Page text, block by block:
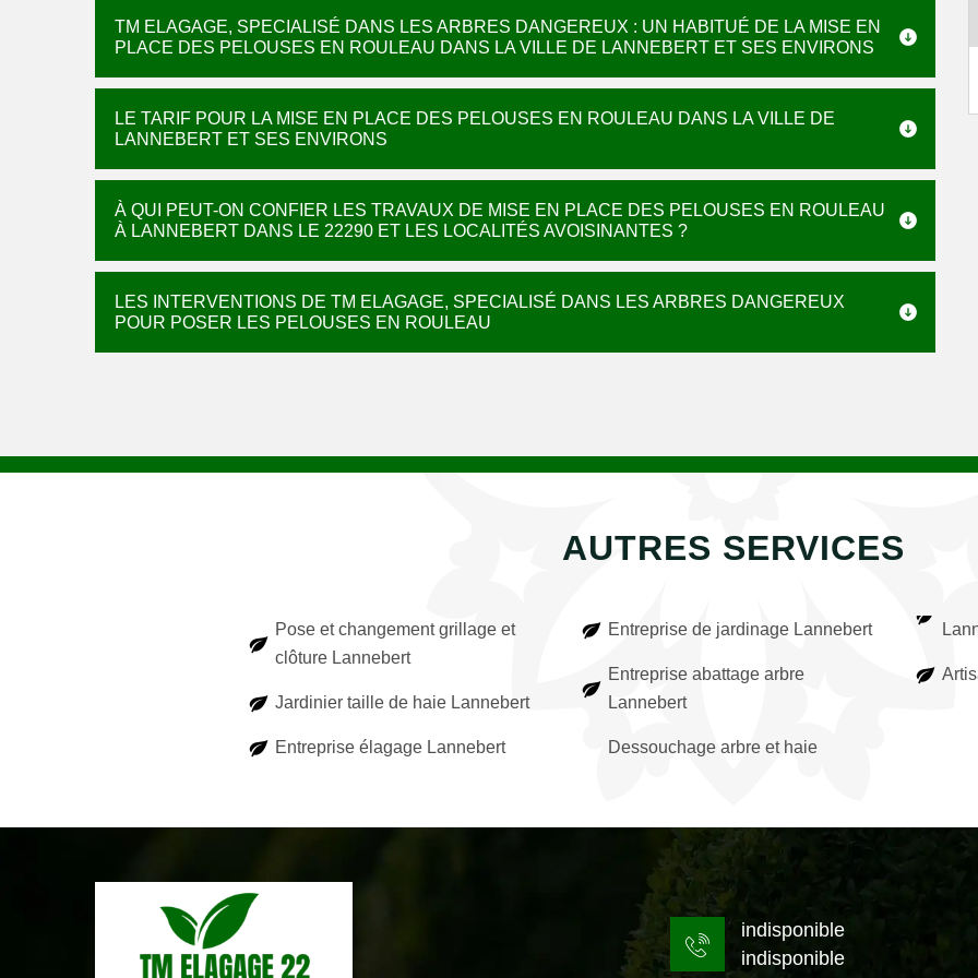
TM ELAGAGE, SPECIALISÉ DANS LES ARBRES DANGEREUX : UN HABITUÉ DE LA MISE EN
PLACE DES PELOUSES EN ROULEAU DANS LA VILLE DE LANNEBERT ET SES ENVIRONS
LE TARIF POUR LA MISE EN PLACE DES PELOUSES EN ROULEAU DANS LA VILLE DE
LANNEBERT ET SES ENVIRONS
À QUI PEUT-ON CONFIER LES TRAVAUX DE MISE EN PLACE DES PELOUSES EN ROULEAU
À LANNEBERT DANS LE 22290 ET LES LOCALITÉS AVOISINANTES ?
LES INTERVENTIONS DE TM ELAGAGE, SPECIALISÉ DANS LES ARBRES DANGEREUX
POUR POSER LES PELOUSES EN ROULEAU
AUTRES SERVICES
Pose et changement grillage et
clôture Lannebert
Jardinier taille de haie Lannebert
Entreprise élagage Lannebert
Entreprise de jardinage Lannebert
Entreprise abattage arbre
Lannebert
Dessouchage arbre et haie
indisponible
indisponible